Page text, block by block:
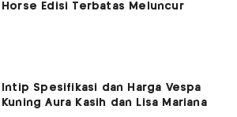
Horse Edisi Terbatas Meluncur
Intip Spesifikasi dan Harga Vespa
Kuning Aura Kasih dan Lisa Mariana